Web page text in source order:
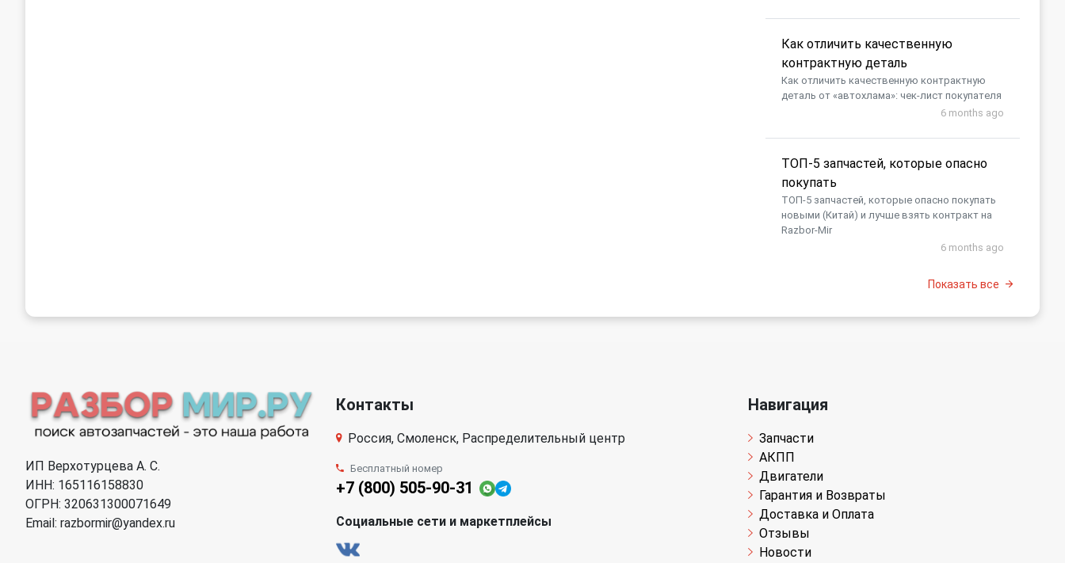
Как отличить качественную
контрактную деталь
Как отличить качественную контрактную
деталь от «автохлама»: чек-лист покупателя
6 months ago
​ТОП-5 запчастей, которые опасно
покупать
​ТОП-5 запчастей, которые опасно покупать
новыми (Китай) и лучше взять контракт на
Razbor-Mir
6 months ago
Показать все
ИП Верхотурцева А. С.
ИНН: 165116158830
ОГРН: 320631300071649
Email: razbormir@yandex.ru
Контакты
Россия, Смоленск, Распределительный центр
Бесплатный номер
+7 (800) 505-90-31
Социальные сети и маркетплейсы
Навигация
Запчасти
АКПП
Двигатели
Гарантия и Возвраты
Доставка и Оплата
Отзывы
Новости